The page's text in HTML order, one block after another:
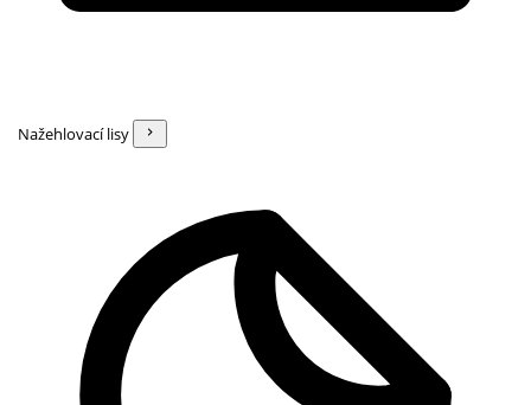
Nažehlovací lisy